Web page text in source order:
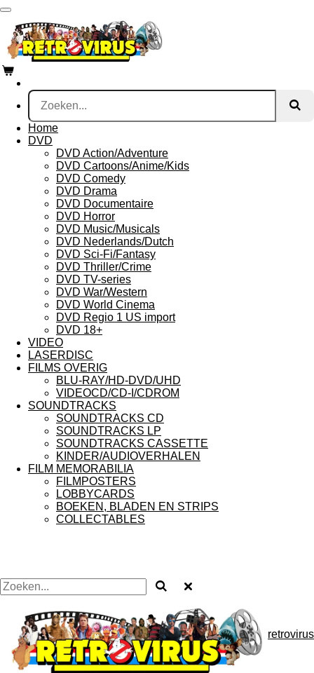
Ga
direct
naar
de
hoofdinhoud
Home
DVD
DVD Action/Adventure
DVD Cartoons/Anime/Kids
DVD Comedy
DVD Drama
DVD Documentaire
DVD Horror
DVD Music/Musicals
DVD Nederlands/Dutch
DVD Sci-Fi/Fantasy
DVD Thriller/Crime
DVD TV-series
DVD War/Western
DVD World Cinema
DVD Regio 1 US import
DVD 18+
VIDEO
LASERDISC
FILMS OVERIG
BLU-RAY/HD-DVD/UHD
VIDEOCD/CD-I/CDROM
SOUNDTRACKS
SOUNDTRACKS CD
SOUNDTRACKS LP
SOUNDTRACKS CASSETTE
KINDER/AUDIOVERHALEN
FILM MEMORABILIA
FILMPOSTERS
LOBBYCARDS
BOEKEN, BLADEN EN STRIPS
COLLECTABLES
retrovirus